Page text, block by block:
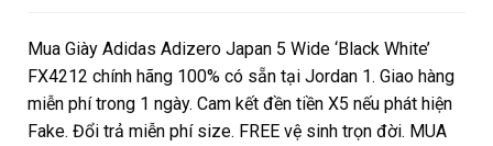
Mua Giày Adidas Adizero Japan 5 Wide ‘Black White’
FX4212 chính hãng 100% có sẵn tại Jordan 1. Giao hàng
miễn phí trong 1 ngày. Cam kết đền tiền X5 nếu phát hiện
Fake. Đổi trả miễn phí size. FREE vệ sinh trọn đời. MUA